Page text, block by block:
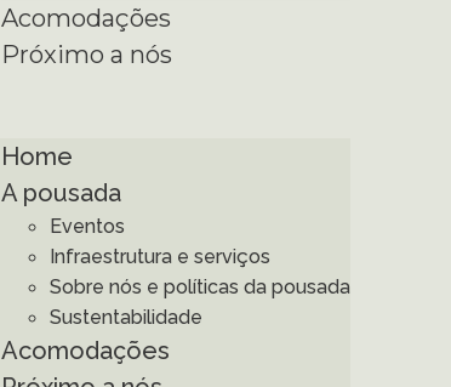
Acomodações
Próximo a nós
Home
A pousada
Eventos
Infraestrutura e serviços
Sobre nós e políticas da pousada
Sustentabilidade
Acomodações